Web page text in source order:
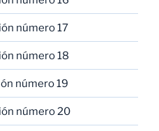
número 17
número 18
número 19
número 20